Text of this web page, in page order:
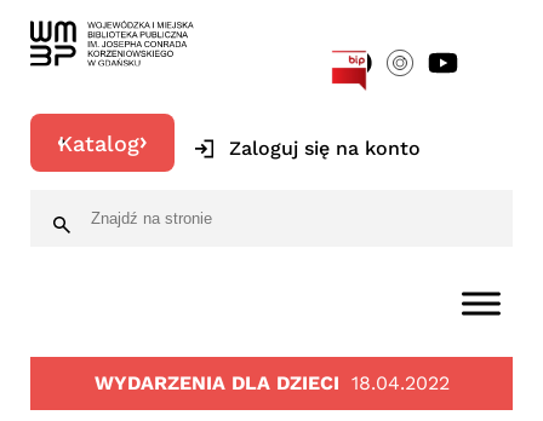
Katalog Zaloguj się na konto
WYDARZENIA DLA DZIECI 18.04.2022